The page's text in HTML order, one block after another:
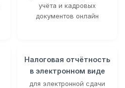
учёта и кадровых
документов онлайн
Налоговая отчётность
в электронном виде
для электронной сдачи